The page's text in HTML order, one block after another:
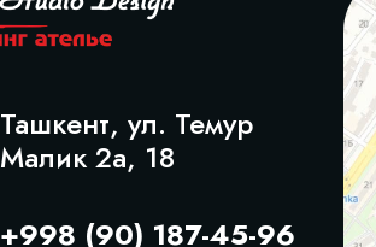
Ташкент, ул. Темур
Малик 2а, 18
+998 (90) 187-45-96